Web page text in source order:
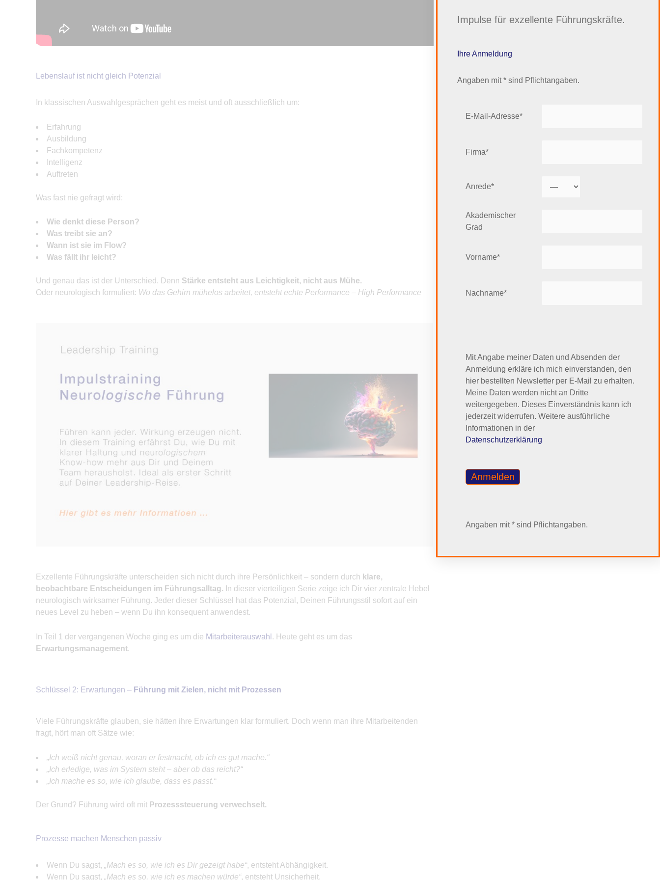
Lebenslauf ist nicht gleich Potenzial
In klassischen Auswahlgesprächen geht es meist und oft ausschließlich um:
Erfahrung
Ausbildung
Fachkompetenz
Intelligenz
Auftreten
Was fast nie gefragt wird:
Wie denkt diese Person?
Was treibt sie an?
Wann ist sie im Flow?
Was fällt ihr leicht?
Und genau das ist der Unterschied. Denn Stärke entsteht aus Leichtigkeit, nicht aus Mühe.
Oder neurologisch formuliert: Wo das Gehirn mühelos arbeitet, entsteht echte Performance – High Performance
Exzellente Führungskräfte unterscheiden sich nicht durch ihre Persönlichkeit – sondern durch klare,
beobachtbare Entscheidungen im Führungsalltag. In dieser vierteiligen Serie zeige ich Dir vier zentrale Hebel
neurologisch wirksamer Führung. Jeder dieser Schlüssel hat das Potenzial, Deinen Führungsstil sofort auf ein
neues Level zu heben – wenn Du ihn konsequent anwendest.
In Teil 1 der vergangenen Woche ging es um die Mitarbeiterauswahl . Heute geht es um das
Erwartungsmanagement.
Schlüssel 2: Erwartungen – Führung mit Zielen, nicht mit Prozessen
Viele Führungskräfte glauben, sie hätten ihre Erwartungen klar formuliert. Doch wenn man ihre Mitarbeitenden
fragt, hört man oft Sätze wie:
„Ich weiß nicht genau, woran er festmacht, ob ich es gut mache.“
„Ich erledige, was im System steht – aber ob das reicht?“
„Ich mache es so, wie ich glaube, dass es passt.“
Der Grund? Führung wird oft mit Prozesssteuerung verwechselt.
Prozesse machen Menschen passiv
Wenn Du sagst, „Mach es so, wie ich es Dir gezeigt habe“, entsteht Abhängigkeit.
Wenn Du sagst, „Mach es so, wie ich es machen würde“, entsteht Unsicherheit.
Impulse für exzellente Führungskräfte.
Ihre Anmeldung
Angaben mit * sind Pflichtangaben.
E-Mail-Adresse*
Firma*
Anrede*
Akademischer
Grad
Vorname*
Nachname*
Mit Angabe meiner Daten und Absenden der
Anmeldung erkläre ich mich einverstanden, den
hier bestellten Newsletter per E-Mail zu erhalten.
Meine Daten werden nicht an Dritte
weitergegeben. Dieses Einverständnis kann ich
jederzeit widerrufen. Weitere ausführliche
Informationen in der
Datenschutzerklärung
Angaben mit * sind Pflichtangaben.